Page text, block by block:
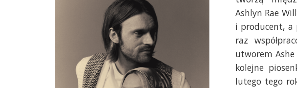
Ashlyn Rae
i producent, a
raz
utworem
kolejne
lutego tego